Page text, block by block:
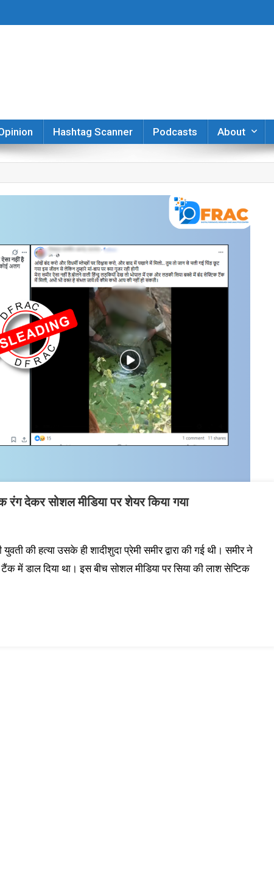
Hashtag Scanner Podcasts About
रंग देकर सोशल मीडिया पर शेयर किया गया
की हत्या उसके ही शादीशुदा प्रेमी समीर द्वारा की गई थी। समीर ने
में डाल दिया था। इस बीच सोशल मीडिया पर सिया की लाश सेप्टिक